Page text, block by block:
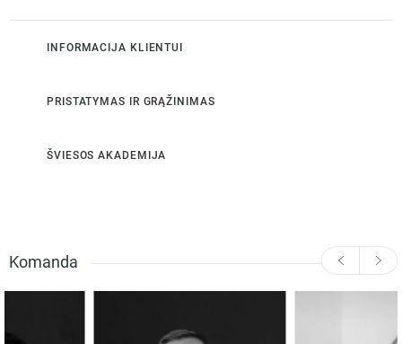
INFORMACIJA KLIENTUI
PRISTATYMAS IR GRĄŽINIMAS
ŠVIESOS AKADEMIJA
Komanda